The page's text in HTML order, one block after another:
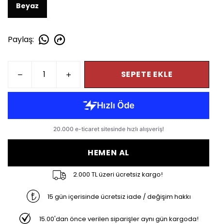
Beyaz
Paylaş:
SEPETE EKLE
HEMEN AL
2.000 TL üzeri ücretsiz kargo!
15 gün içerisinde ücretsiz iade / değişim hakkı
15.00'dan önce verilen siparişler aynı gün kargoda!